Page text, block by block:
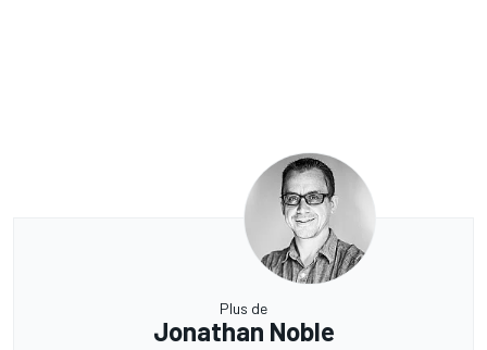
Plus de
Jonathan Noble